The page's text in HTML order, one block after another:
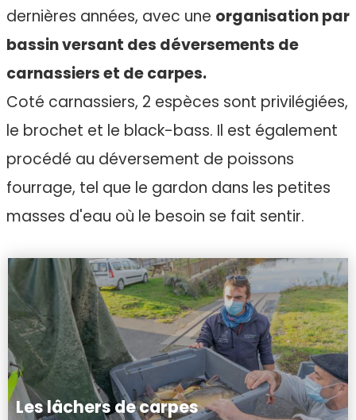
dernières années, avec une organisation par
bassin versant des déversements de
carnassiers et de carpes.
Coté carnassiers, 2 espèces sont privilégiées,
le brochet et le black-bass. Il est également
procédé au déversement de poissons
fourrage, tel que le gardon dans les petites
masses d'eau où le besoin se fait sentir.
Les lâchers de carpes